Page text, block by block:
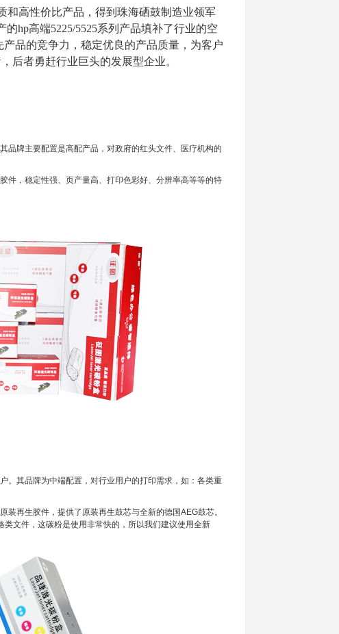
和高性价比产品，得到珠海硒鼓制造业领军
hp高端5225/5525系列产品填补了行业的空
品的竞争力，稳定优良的产品质量，为客户
后者勇赶行业巨头的发展型企业。
品牌主要配置是高配产品，对政府的红头文件、医疗机构的
件，稳定性强、页产量高、打印色彩好、分辨率高等等的特
。其品牌为中端配置，对行业用户的打印需求，如：各类重
装再生胶件，提供了原装再生鼓芯与全新的德国AEG鼓芯。
文件，这碳粉是使用非常快的，所以我们建议使用全新